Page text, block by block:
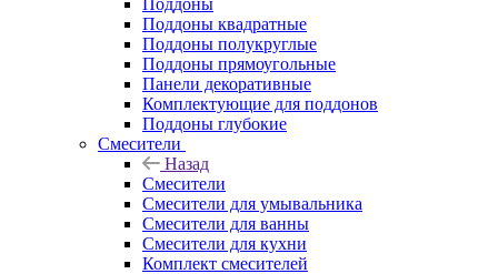
Поддоны
Поддоны квадратные
Поддоны полукруглые
Поддоны прямоугольные
Панели декоративные
Комплектующие для поддонов
Поддоны глубокие
Смесители
Назад
Смесители
Смесители для умывальника
Смесители для ванны
Смесители для кухни
Комплект смесителей